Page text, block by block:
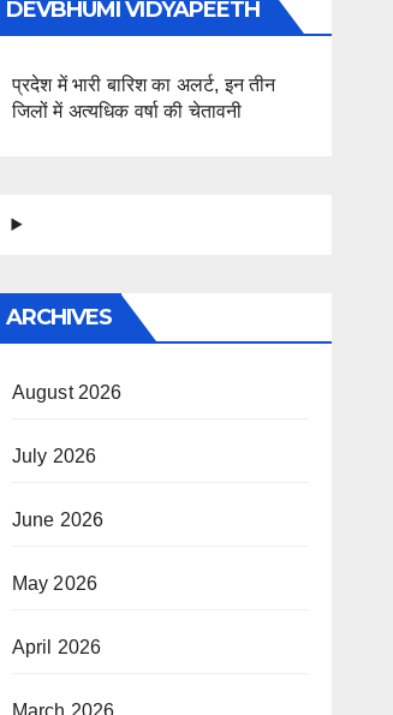
DEVBHUMI VIDYAPEETH
प्रदेश में भारी बारिश का अलर्ट, इन तीन
जिलों में अत्यधिक वर्षा की चेतावनी
ARCHIVES
August 2026
July 2026
June 2026
May 2026
April 2026
March 2026